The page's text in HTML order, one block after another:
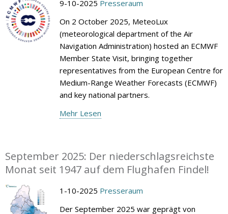
9-10-2025 Presseraum
On 2 October 2025, MeteoLux
(meteorological department of the Air
Navigation Administration) hosted an ECMWF
Member State Visit, bringing together
representatives from the European Centre for
Medium-Range Weather Forecasts (ECMWF)
and key national partners.
Mehr Lesen
September 2025: Der niederschlagsreichste
Monat seit 1947 auf dem Flughafen Findel!
1-10-2025 Presseraum
Der September 2025 war geprägt von